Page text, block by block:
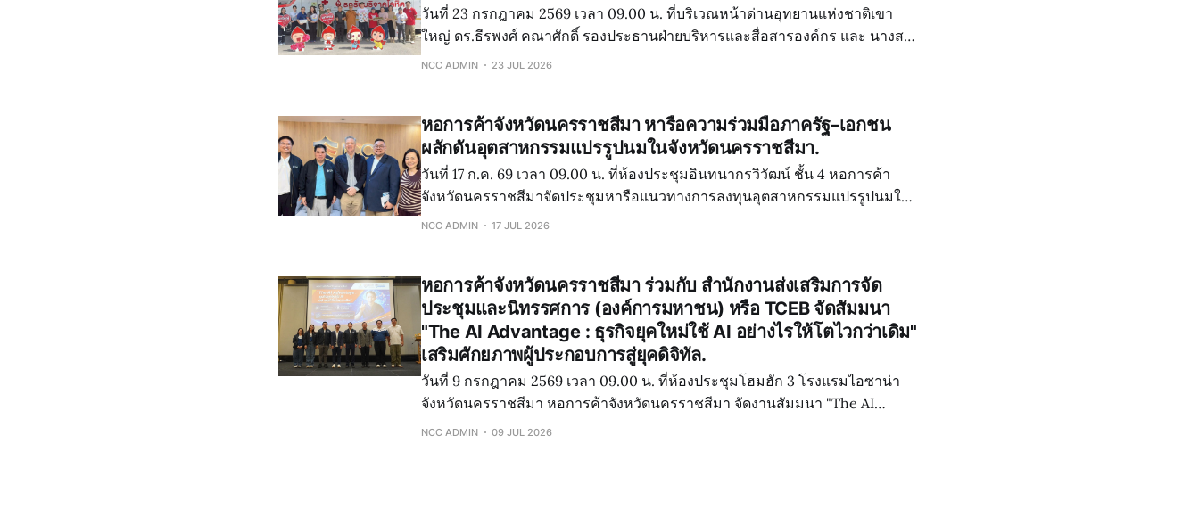
วันที่ 23 กรกฎาคม 2569 เวลา 09.00 น. ที่บริเวณหน้าด่านอุทยานแห่งชาติเขา
ใหญ่ ดร.ธีรพงศ์ คณาศักดิ์ รองประธานฝ่ายบริหารและสื่อสารองค์กร และ นางสาว
ภัทรียา รัตนศิริมณีเวทย์ กรรมการฝ่ายกิจกรรมภาคเอกชน หอการค้าจังหวัด
NCC ADMIN 23 JUL 2026
หอการค้าจังหวัดนครราชสีมา หารือความร่วมมือภาครัฐ–เอกชน
ผลักดันอุตสาหกรรมแปรรูปนมในจังหวัดนครราชสีมา.
วันที่ 17 ก.ค. 69 เวลา 09.00 น. ที่ห้องประชุมอินทนากรวิวัฒน์ ชั้น 4 หอการค้า
จังหวัดนครราชสีมาจัดประชุมหารือแนวทางการลงทุนอุตสาหกรรมแปรรูปนมใน
จังหวัดนครราชสีมา มีผู้เข้าร่วมจากหลากหลายภาคส่วน ประกอบด้วย หอการค้า
NCC ADMIN 17 JUL 2026
หอการค้าจังหวัดนครราชสีมา ร่วมกับ สำนักงานส่งเสริมการจัด
ประชุมและนิทรรศการ (องค์การมหาชน) หรือ TCEB จัดสัมมนา
"The AI Advantage : ธุรกิจยุคใหม่ใช้ AI อย่างไรให้โตไวกว่าเดิม"
เสริมศักยภาพผู้ประกอบการสู่ยุคดิจิทัล.
วันที่ 9 กรกฎาคม 2569 เวลา 09.00 น. ที่ห้องประชุมโฮมฮัก 3 โรงแรมไอซาน่า
จังหวัดนครราชสีมา หอการค้าจังหวัดนครราชสีมา จัดงานสัมมนา "The AI
Advantage : ธุรกิจยุคใหม่ใช้ AI อย่างไรให้โตไวกว่าเดิม" เพื่อเสริมสร้างองค์ความ
NCC ADMIN 09 JUL 2026